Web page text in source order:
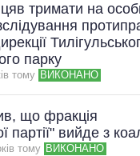
тримати на
парку
тому ВИКОНАНО
що фракція
партії" вийде з
тому ВИКОНАНО